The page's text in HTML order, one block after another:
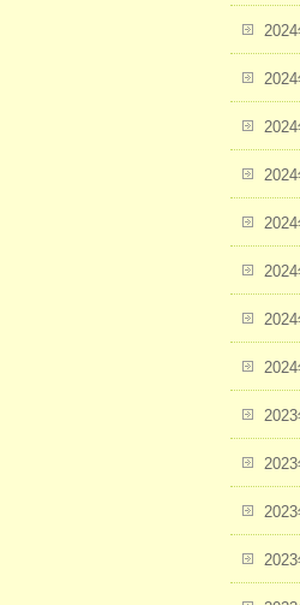
2024
2024
2024
2024
2024
2024
2024
2024
2023
2023
2023
2023